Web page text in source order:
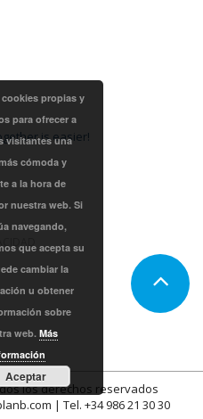
is easier!
los derechos reservados
| Tel. +34 986 21 30 30
propias y
para ofrecer a
visitantes una
cómoda y
a la hora de
nuestra web. Si
navegando,
que acepta su
cambiar la
u obtener
sobre
web.Más
Aceptar